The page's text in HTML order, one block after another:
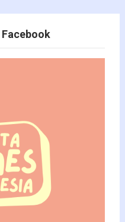
Facebook